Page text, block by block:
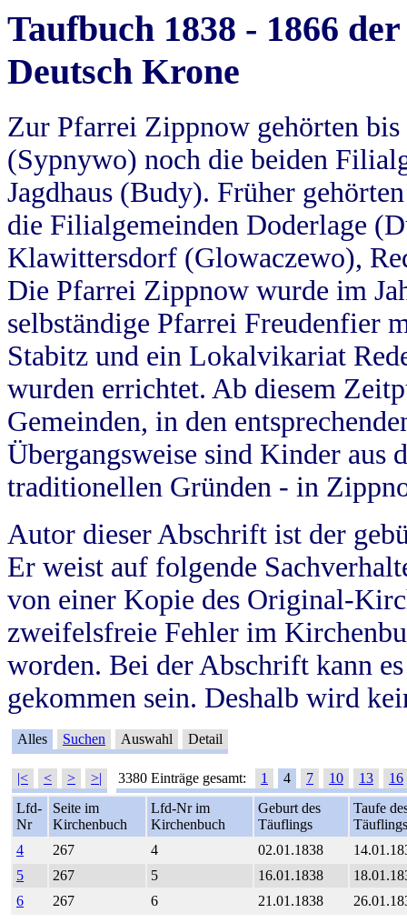
Taufbuch 1838 - 1866
Deutsch Krone
Zur Pfarrei Zippnow gehörten
(Sypnywo) noch die beiden
Jagdhaus (Budy). Früher
die Filialgemeinden Doderlage
Klawittersdorf (Glowaczewo),
Die Pfarrei Zippnow wurde im
selbständige Pfarrei Freudenfier
Stabitz und ein Lokalvikariat
wurden errichtet. Ab diesem
Gemeinden, in den
Übergangsweise sind Kinder aus
traditionellen Gründen - in
Autor dieser Abschrift ist der
Er weist auf folgende
von einer Kopie des Original-
zweifelsfreie Fehler im
worden. Bei der Abschrift kann
gekommen sein. Deshalb wird
Alles Suchen Auswahl Detail
|< < > >| 3380 Einträge gesamt: 1 4 7 10 13
16
Lfd-
Nr
Seite im
Kirchenbuch
Lfd-Nr im
Kirchenbuch
Geburt des
Täuflings
Taufe
Täuflings
4
267 4 02.01.1838
5
267 5 16.01.1838
6
267 6 21.01.1838